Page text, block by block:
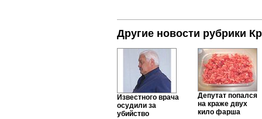
Другие новости рубрики
Известного врача
осудили за
убийство
Депутат попался
на краже двух
кило фарша